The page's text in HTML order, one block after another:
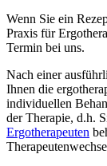
Wenn Sie ein
Praxis für
Termin bei uns.
Nach einer
Ihnen die
individuellen
der Therapie, d.h.
Ergotherapeuten